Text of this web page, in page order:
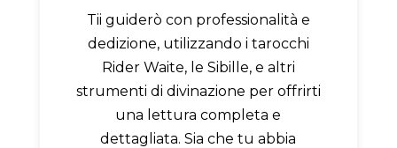
Tii guiderò con professionalità e
dedizione, utilizzando i tarocchi
Rider Waite, le Sibille, e altri
strumenti di divinazione per offrirti
una lettura completa e
dettagliata. Sia che tu abbia